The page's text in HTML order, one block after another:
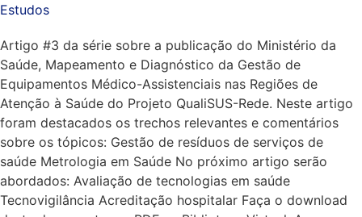
Estudos
Artigo #3 da série sobre a publicação do Ministério da
Saúde, Mapeamento e Diagnóstico da Gestão de
Equipamentos Médico-Assistenciais nas Regiões de
Atenção à Saúde do Projeto QualiSUS-Rede. Neste artigo
foram destacados os trechos relevantes e comentários
sobre os tópicos: Gestão de resíduos de serviços de
saúde Metrologia em Saúde No próximo artigo serão
abordados: Avaliação de tecnologias em saúde
Tecnovigilância Acreditação hospitalar Faça o download